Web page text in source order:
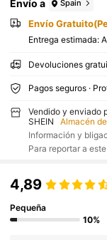
Envío a Spain
Envío
Entrega estimada:
Devoluciones
Pagos seguros ·
Vendido y enviado
SHEIN
Almacén
Información y
Para reportar a
4,89
Pequeña
10%